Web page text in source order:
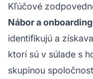
Kľúčové
Nábor a onboarding
identifikujú a
ktorí sú v súlade s
skupinou